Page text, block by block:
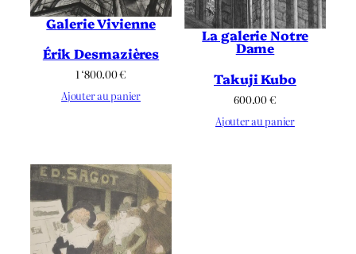
Galerie Vivienne
Érik Desmazières
1 ‘800.00€
Ajouter au panier
La galerie Notre
Dame
Takuji Kubo
600.00€
Ajouter au panier